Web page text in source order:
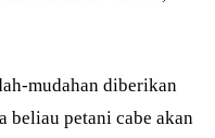
mudahan diberikan
beliau petani cabe akan